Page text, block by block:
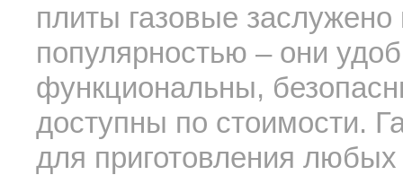
плиты газовые
популярностью – они
функциональны,
доступны по стоимости.
для приготовления любых